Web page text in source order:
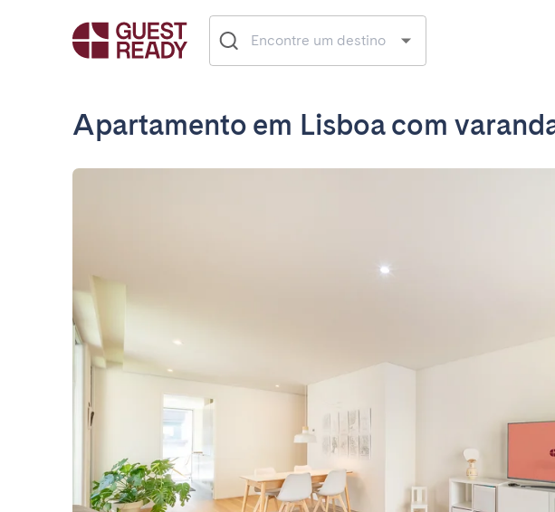
Apartamento em Lisboa com